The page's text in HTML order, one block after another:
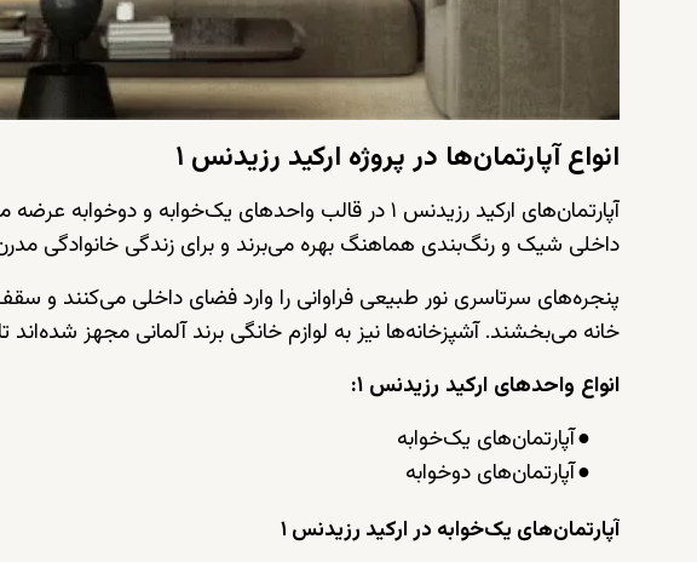
انواع آپارتمان‌ها در پروژه ارکید رزیدنس ۱
آپارتمان‌های ارکید رزیدنس ۱ در قالب واحدهای یک‌‌خوابه
داخلی شیک و رنگ‌بندی هماهنگ بهره می‌برند و برای زندگی خانوادگی
خانه می‌بخشند. آشپزخانه‌ها نیز به لوازم خانگی برند آلمانی مجهز شده‌اند
انواع واحدهای ارکید رزیدنس ۱:
●آپارتمان‌های یک‌خوابه
●آپارتمان‌های دوخوابه
آپارتمان‌های یک‌خوابه در ارکید رزیدنس ۱